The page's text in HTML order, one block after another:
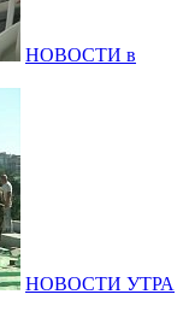
НОВОСТИ в
НОВОСТИ УТРА